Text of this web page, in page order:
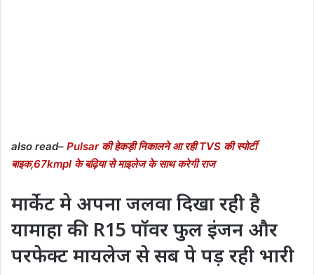
also read– Pulsar की हेकड़ी निकालने आ रही TVS की स्पोर्टी
बाइक,67kmpl के बढ़िया से माइलेज के साथ करेगी राज
मार्केट मे अपना जलवा दिखा रही है
यामाहा की R15 पॉवर फुल इंजन और
परफेक्ट मायलेज से सब पे पड़ रही भारी